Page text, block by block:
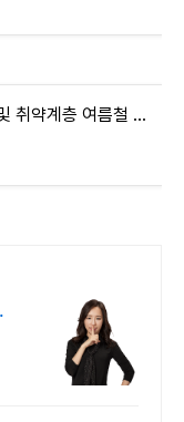
에너지바우처 신청자격 및 취약계층 여름철 에어컨 전기세 지원금 총정리